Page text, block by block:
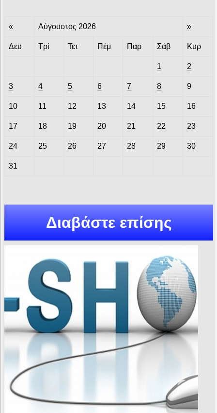
« Αύγουστος 2026 »
Δευ Τρί Τετ Πέμ Παρ Σάβ Κυρ
1 2
3 4 5 6 7 8 9
10 11 12 13 14 15 16
17 18 19 20 21 22 23
24 25 26 27 28 29 30
31
Διαβάστε επίσης